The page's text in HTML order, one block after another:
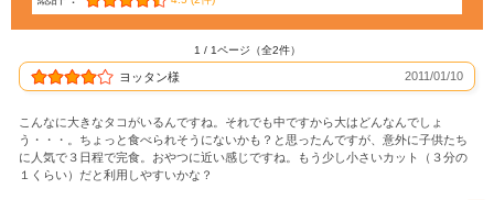
1 / 1ページ（全2件）
ヨッタン様 2011/01/10
こんなに大きなタコがいるんですね。それでも中ですから大はどんなんでしょ
う・・・。ちょっと食べられそうにないかも？と思ったんですが、意外に子供たち
に人気で３日程で完食。おやつに近い感じですね。もう少し小さいカット（３分の
１くらい）だと利用しやすいかな？